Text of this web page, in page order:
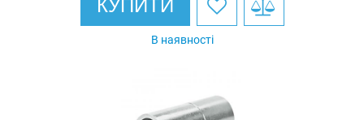
КУПИТИ
В наявності